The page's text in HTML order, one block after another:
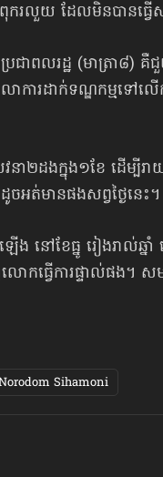
ពុករលួយ ដែលមិនបានធ្វើស
ជាពលរដ្ឋ (មាត្រា៨)
ការដាក់ទណ្ឌកម្មទៅលើ
នា២ដងក្នុង១ខែ ដើម្បី
អត់មានផងសព្វថ្ងៃនេះ។
នៅខែធ្នូ រៀងរាល់ឆ្នាំ
ធ្វើការផ្ទាល់ផង។ ស
Sihamoni